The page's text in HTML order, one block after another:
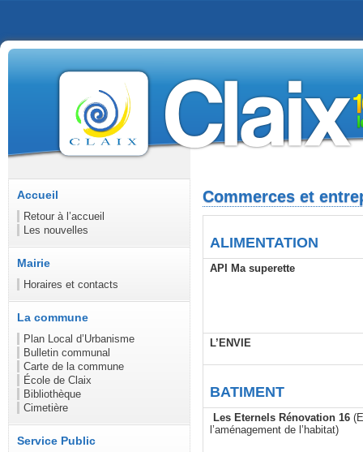
Accueil
Retour à l’accueil
Les nouvelles
Mairie
Horaires et contacts
La commune
Plan Local d’Urbanisme
Bulletin communal
Carte de la commune
École de Claix
Bibliothèque
Cimetière
Service Public
Commerces et
ALIMENTATION
API Ma superette
L’ENVIE
BATIMENT
Les Eternels Rénovation 16
l’aménagement de l’habitat)